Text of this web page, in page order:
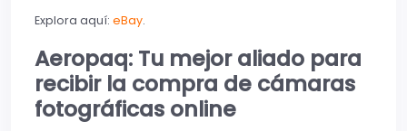
Explora aquí: eBay.
Aeropaq: Tu mejor aliado para
recibir la compra de cámaras
fotográficas online